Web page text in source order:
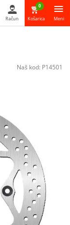
Račun
0
Košarica Meni
Naš kod: P14501